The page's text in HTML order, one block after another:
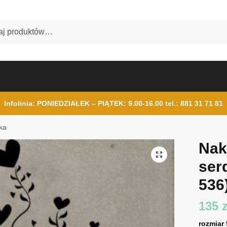
Infolinia: PONIEDZIAŁEK – PIĄTEK: 9.00-16.00 tel.: 881 31 71 81
135
rozmiar